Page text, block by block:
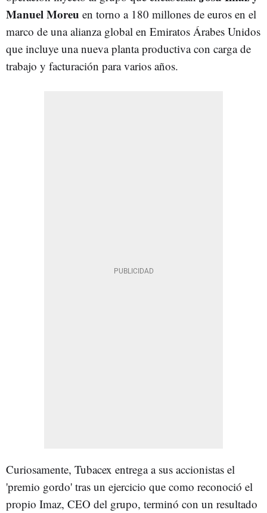
Manuel Moreu en torno a 180 millones de euros en el
marco de una alianza global en Emiratos Árabes Unidos
que incluye una nueva planta productiva con carga de
trabajo y facturación para varios años.
Curiosamente, Tubacex entrega a sus accionistas el
'premio gordo' tras un ejercicio que como reconoció el
propio Imaz, CEO del grupo, terminó con un resultado